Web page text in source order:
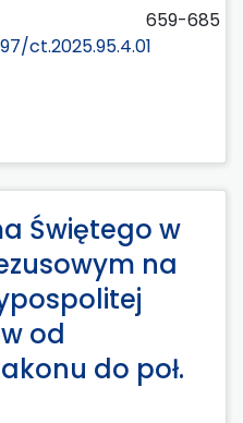
659-685
ct.2025.95.4.01
Świętego w
na
od
do poł.